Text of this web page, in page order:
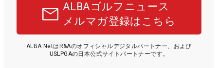
ALBAゴルフニュース
メルマガ登録はこちら
ALBA NetはR&Aのオフィシャルデジタルパートナー、および
USLPGAの日本公式サイトパートナーです。